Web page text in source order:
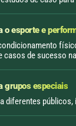
o esporte e
casos de sucesso
grupos especiais
diferentes